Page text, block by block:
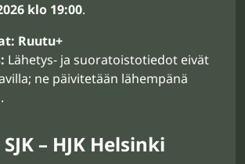
klo 19:00.
Ruutu+
Lähetys- ja suoratoistotiedot eivät
ne päivitetään lähempänä
– HJK Helsinki